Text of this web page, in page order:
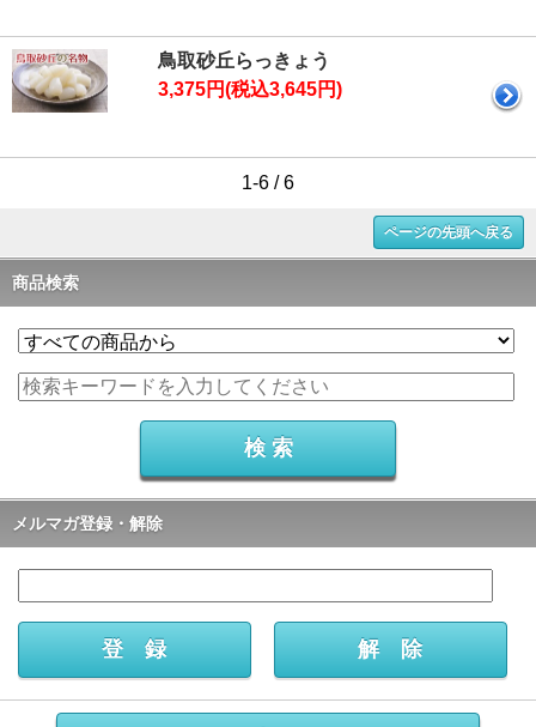
鳥取砂丘らっきょう
3,375円(税込3,645円)
1-6 / 6
ページの先頭へ戻る
商品検索
メルマガ登録・解除